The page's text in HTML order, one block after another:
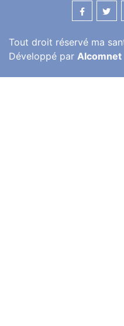
Tout droit réservé ma
Développé par Alcomnet